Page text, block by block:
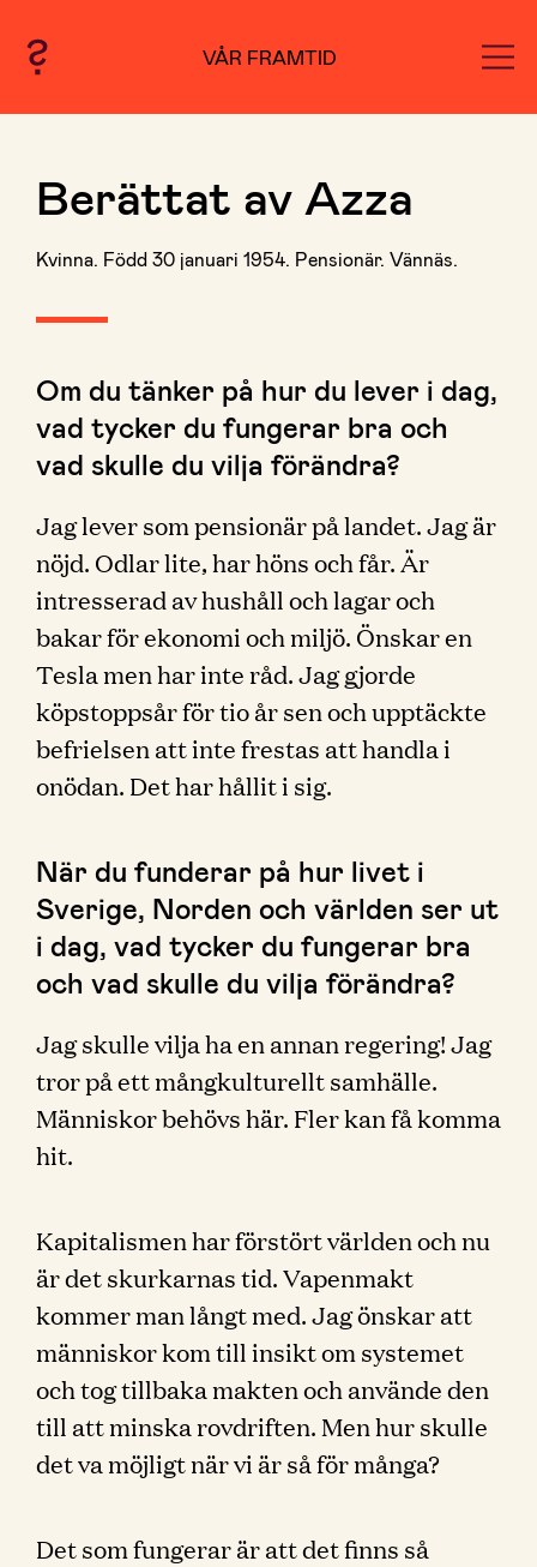
VÅR FRAMTID
Berättat av Azza
Kvinna. Född 30 januari 1954. Pensionär. Vännäs.
Om du tänker på hur du lever i dag,
vad tycker du fungerar bra och
vad skulle du vilja förändra?
Jag lever som pensionär på landet. Jag är
nöjd. Odlar lite, har höns och får. Är
intresserad av hushåll och lagar och
bakar för ekonomi och miljö. Önskar en
Tesla men har inte råd. Jag gjorde
köpstoppsår för tio år sen och upptäckte
befrielsen att inte frestas att handla i
onödan. Det har hållit i sig.
När du funderar på hur livet i
Sverige, Norden och världen ser ut
i dag, vad tycker du fungerar bra
och vad skulle du vilja förändra?
Jag skulle vilja ha en annan regering! Jag
tror på ett mångkulturellt samhälle.
Människor behövs här. Fler kan få komma
hit.
Kapitalismen har förstört världen och nu
är det skurkarnas tid. Vapenmakt
kommer man långt med. Jag önskar att
människor kom till insikt om systemet
och tog tillbaka makten och använde den
till att minska rovdriften. Men hur skulle
det va möjligt när vi är så för många?
Det som fungerar är att det finns så